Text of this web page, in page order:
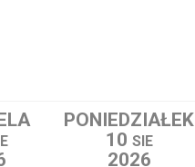
PONIEDZIAŁEK
10 SIE
2026